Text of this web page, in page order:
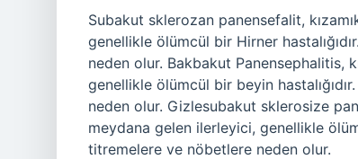
Subakut sklerozan panensefalit,
genellikle ölümcül bir Hirner
neden olur. Bakbakut Panensephalitis,
genellikle ölümcül bir beyin
neden olur. Gizlesubakut sklerosize
meydana gelen ilerleyici, genellikle
titremelere ve nöbetlere neden olur.